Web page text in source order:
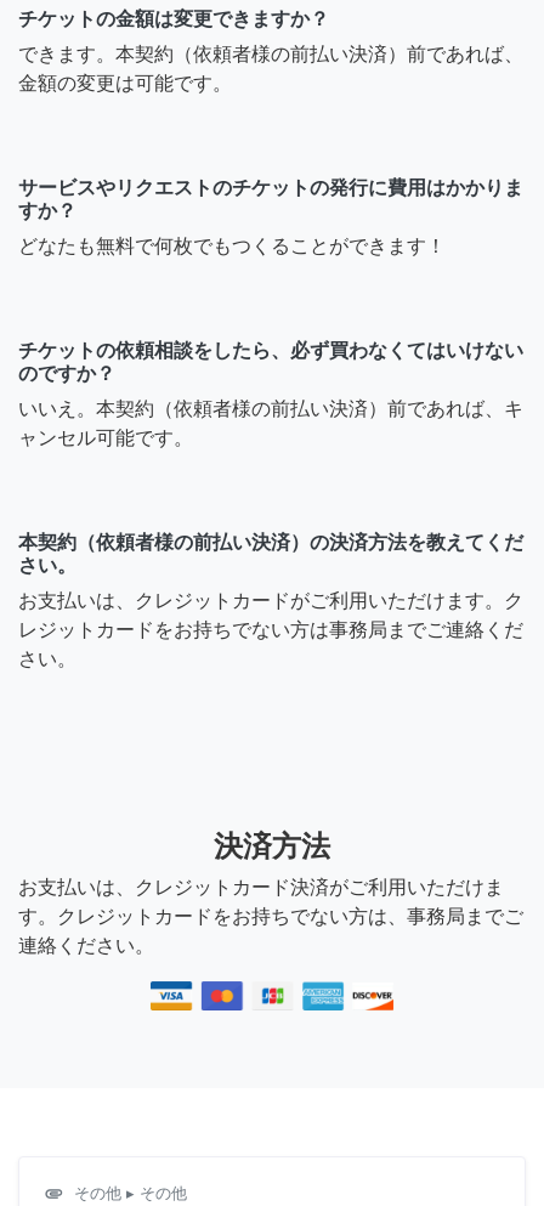
チケットの金額は変更できますか？
できます。本契約（依頼者様の前払い決済）前であれば、
金額の変更は可能です。
サービスやリクエストのチケットの発行に費用はかかりま
すか？
どなたも無料で何枚でもつくることができます！
チケットの依頼相談をしたら、必ず買わなくてはいけない
のですか？
いいえ。本契約（依頼者様の前払い決済）前であれば、キ
ャンセル可能です。
本契約（依頼者様の前払い決済）の決済方法を教えてくだ
さい。
お支払いは、クレジットカードがご利用いただけます。ク
レジットカードをお持ちでない方は事務局までご連絡くだ
さい。
決済方法
お支払いは、クレジットカード決済がご利用いただけま
す。クレジットカードをお持ちでない方は、事務局までご
連絡ください。
attachment その他 ▸ その他